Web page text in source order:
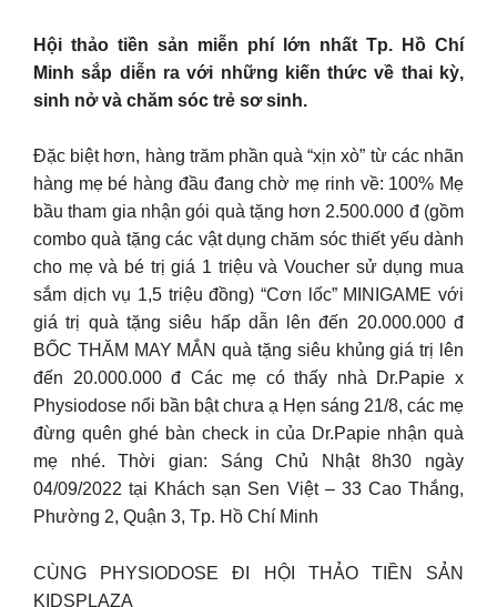
Hội thảo tiền sản miễn phí lớn nhất Tp. Hồ Chí
Minh sắp diễn ra với những kiến thức về thai kỳ,
sinh nở và chăm sóc trẻ sơ sinh.
Đặc biệt hơn, hàng trăm phần quà “xịn xò” từ các nhãn
hàng mẹ bé hàng đầu đang chờ mẹ rinh về: 100% Mẹ
bầu tham gia nhận gói quà tặng hơn 2.500.000 đ (gồm
combo quà tặng các vật dụng chăm sóc thiết yếu dành
cho mẹ và bé trị giá 1 triệu và Voucher sử dụng mua
sắm dịch vụ 1,5 triệu đồng) “Cơn lốc” MINIGAME với
giá trị quà tặng siêu hấp dẫn lên đến 20.000.000 đ
BỐC THĂM MAY MẮN quà tặng siêu khủng giá trị lên
đến 20.000.000 đ Các mẹ có thấy nhà Dr.Papie x
Physiodose nổi bần bật chưa ạ Hẹn sáng 21/8, các mẹ
đừng quên ghé bàn check in của Dr.Papie nhận quà
mẹ nhé. Thời gian: Sáng Chủ Nhật 8h30 ngày
04/09/2022 tại Khách sạn Sen Việt – 33 Cao Thắng,
Phường 2, Quận 3, Tp. Hồ Chí Minh
CÙNG PHYSIODOSE ĐI HỘI THẢO TIỀN SẢN
KIDSPLAZA